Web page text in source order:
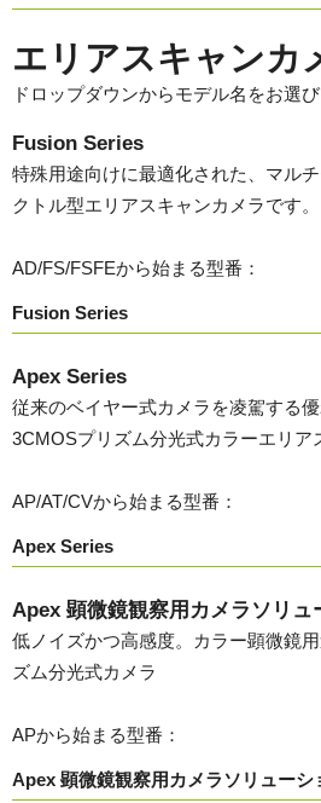
エリアスキャンカ
ドロップダウンからモデル名をお選
Fusion Series
特殊用途向けに最適化された、マル
クトル型エリアスキャンカメラです。
AD/FS/FSFEから始まる型番：
Fusion Series
Apex Series
従来のベイヤー式カメラを凌駕する
3CMOSプリズム分光式カラーエリア
AP/AT/CVから始まる型番：
Apex Series
Apex 顕微鏡観察用カメラソリュ
低ノイズかつ高感度。カラー顕微鏡
ズム分光式カメラ
APから始まる型番：
Apex 顕微鏡観察用カメラソリューシ